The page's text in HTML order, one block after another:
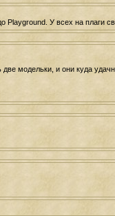
У всех на плаги
модельки, и они куда